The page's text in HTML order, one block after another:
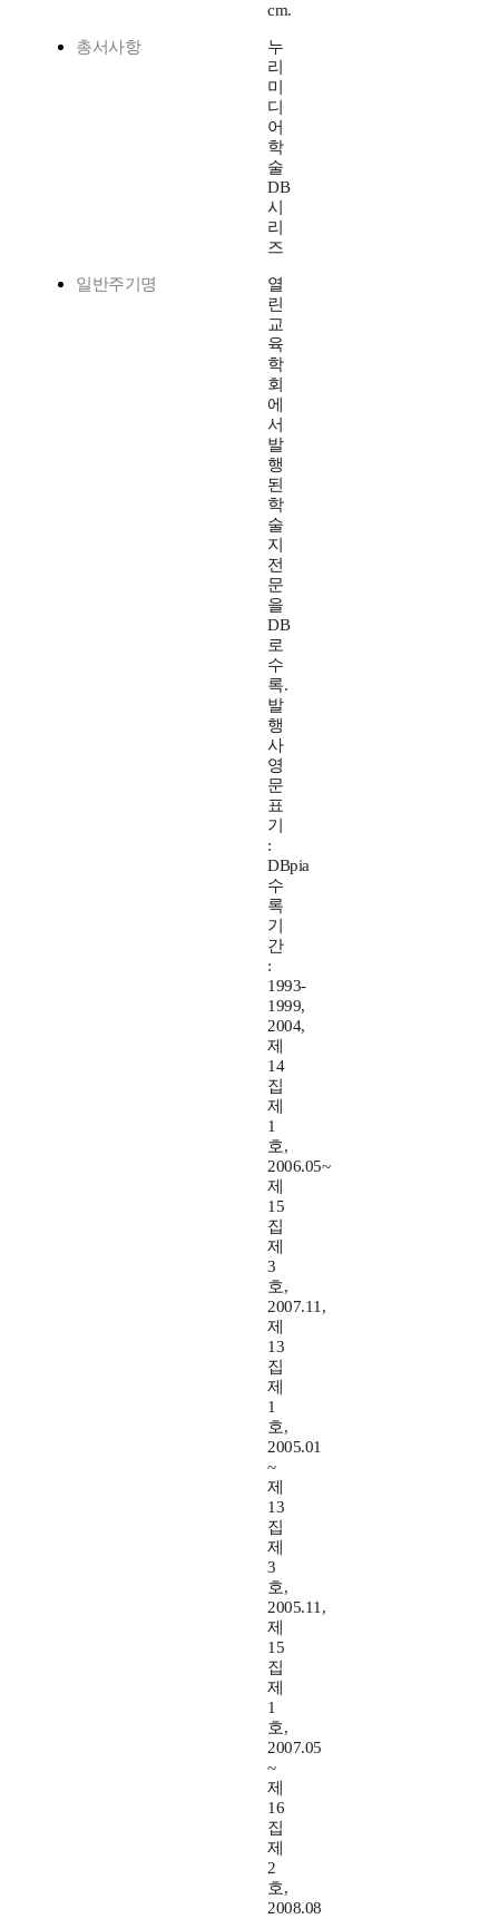
cm.
총서사항
누
리
미
디
어
학
술
DB
시
리
즈
일반주기명
열
린
교
육
학
회
에
서
발
행
된
학
술
지
전
문
을
DB
로
수
록.
발
행
사
영
문
표
기
:
DBpia
수
록
기
간
:
1993-
1999,
2004,
제
14
집
제
1
호,
2006.05~
제
15
집
제
3
호,
2007.11,
제
13
집
제
1
호,
2005.01
~
제
13
집
제
3
호,
2005.11,
제
15
집
제
1
호,
2007.05
~
제
16
집
제
2
호,
2008.08